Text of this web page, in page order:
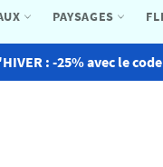
PAYSAGES
: -25% avec le